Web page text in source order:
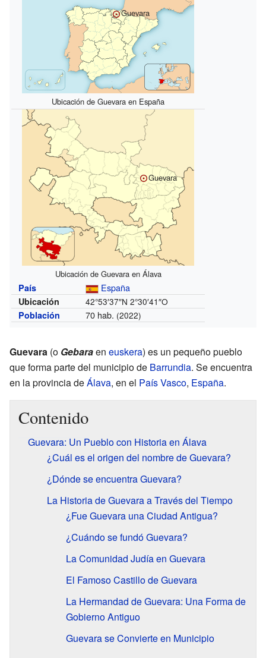
Guevara
Ubicación de Guevara en España
Guevara
Ubicación de Guevara en Álava
País España
Ubicación 42°53′37″N 2°30′41″O
Población
70 hab. (2022)
Guevara (o Gebaraen euskera) es un pequeño pueblo
que forma parte del municipio de Barrundia. Se encuentra
en la provincia deÁlava, en el País Vasco, España.
Contenido
Guevara: Un Pueblo con Historia en Álava
¿Cuál es el origen del nombre de Guevara?
¿Dónde se encuentra Guevara?
La Historia de Guevara a Través del Tiempo
¿Fue Guevara una Ciudad Antigua?
¿Cuándo se fundó Guevara?
La Comunidad Judía en Guevara
El Famoso Castillo de Guevara
La Hermandad de Guevara: Una Forma de
Gobierno Antiguo
Guevara se Convierte en Municipio